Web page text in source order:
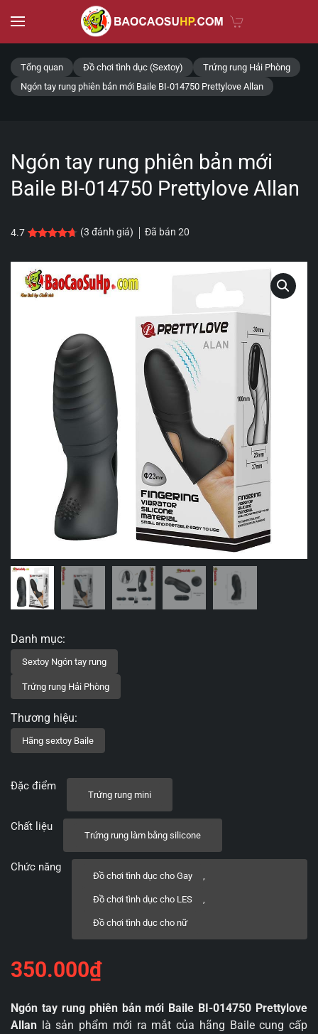
Skip to main content
Tổng quan Đồ chơi tình dục (Sextoy)
Trứng rung Hải Phòng
Ngón tay rung phiên bản mới Baile BI-014750 Prettylove Allan
Ngón tay rung phiên bản mới
Baile BI-014750 Prettylove Allan
4.7 4.7 trên 5 dựa trên
3 đánh giá
(3 đánh giá) Đã bán 20
Đặc điểm
Trứng rung mini
Chất liệu
Trứng rung làm bằng silicone
Chức năng
Đồ chơi tình dục cho Gay ,
Đồ chơi tình dục cho LES ,
Đồ chơi tình dục cho nữ
350.000₫
Ngón tay rung phiên bản mới Baile BI-014750 Prettylove
Allan là sản phẩm mới ra mắt của hãng Baile cung cấp